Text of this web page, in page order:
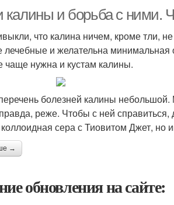
калины и борьба с ними.
что калина ничем, кроме тли,
лечебные и желательна
чаще нужна и кустам калины.
болезней калины
реже. Чтобы с ней
сера с Тиовитом Джет, но
→
обновления на сайте: